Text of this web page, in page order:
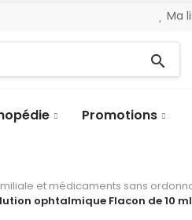
Ma
search
Promotions
et médicaments sans
ophtalmique Flacon de 10 ml